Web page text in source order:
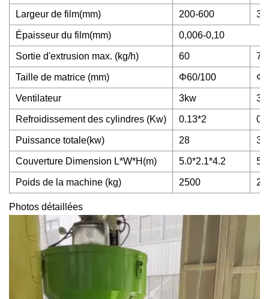
Largeur de film(mm) 200-600
Épaisseur du film(mm) 0,006-0,10
Sortie d'extrusion max. (kg/h) 60 70
Taille de matrice (mm) Φ60/100
Ventilateur 3kw
Refroidissement des cylindres (Kw) 0.13*2
Puissance totale(kw) 28 36
Couverture Dimension L*W*H(m) 5.0*2.1*4.2
Poids de la machine (kg) 2500
Photos détaillées